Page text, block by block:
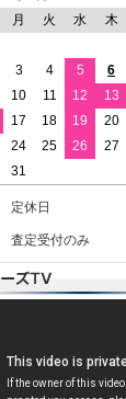
月 火 水 木
3 4 5 6
10 11 12 13
17 18 19 20
24 25 26 27
31
定休日
査定受付のみ